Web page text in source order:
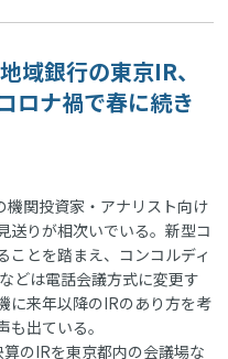
銀行の東京IR、
ロナ禍で春に続き
関投資家・アナリスト向け
送りが相次いでいる。新型コ
ことを踏まえ、コンコルディ
どは電話会議方式に変更す
に来年以降のIRのあり方を考
出ている。
のIRを東京都内の会議場な